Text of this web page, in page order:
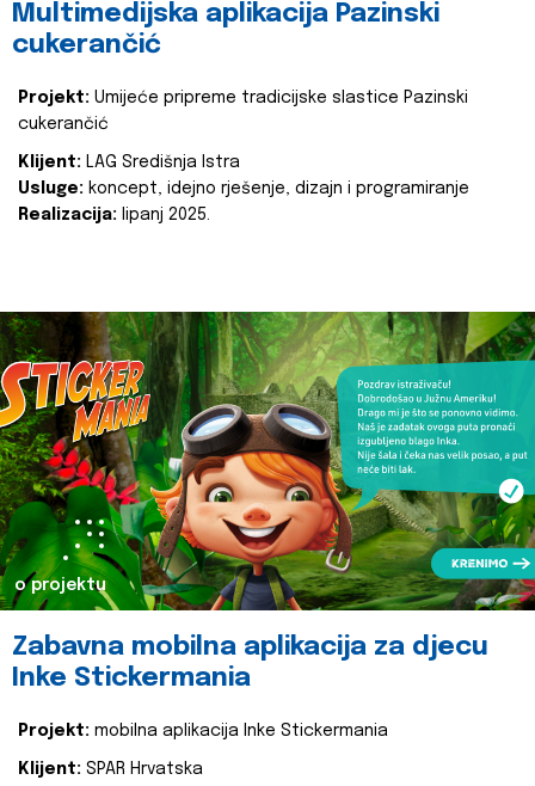
Multimedijska aplikacija Pazinski
cukerančić
Projekt: Umijeće pripreme tradicijske slastice Pazinski
cukerančić
Klijent: LAG Središnja Istra
Usluge: koncept, idejno rješenje, dizajn i programiranje
Realizacija: lipanj 2025.
o projektu
Zabavna mobilna aplikacija za djecu
Inke Stickermania
Projekt: mobilna aplikacija Inke Stickermania
Klijent: SPAR Hrvatska